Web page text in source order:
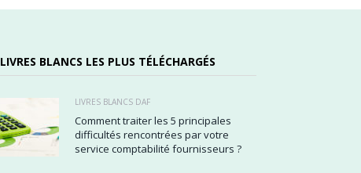
LIVRES BLANCS LES PLUS TÉLÉCHARGÉS
LIVRES BLANCS DAF
Comment traiter les 5 principales
difficultés rencontrées par votre
service comptabilité fournisseurs ?